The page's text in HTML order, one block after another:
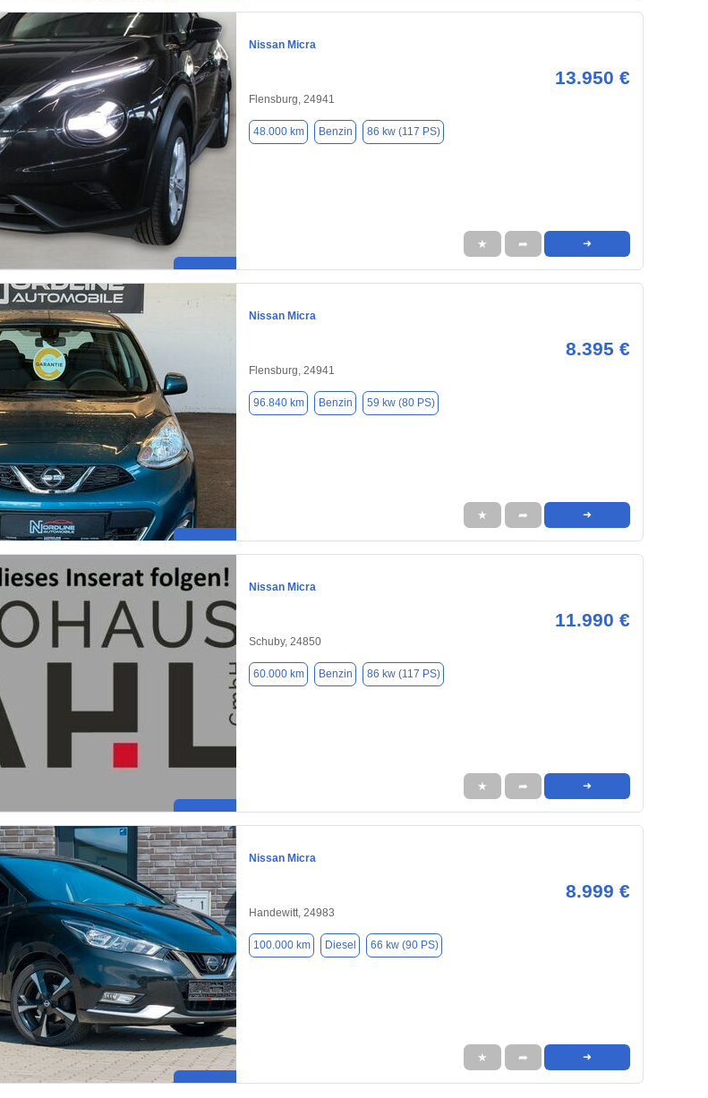
Nissan Micra
13.950 €
Flensburg, 24941
48.000 km Benzin 86 kw (117 PS)
★ ➦ ➜
Nissan Micra
8.395 €
Flensburg, 24941
96.840 km Benzin 59 kw (80 PS)
★ ➦ ➜
Nissan Micra
11.990 €
Schuby, 24850
60.000 km Benzin 86 kw (117 PS)
★ ➦ ➜
Nissan Micra
8.999 €
Handewitt, 24983
100.000 km Diesel 66 kw (90 PS)
★ ➦ ➜